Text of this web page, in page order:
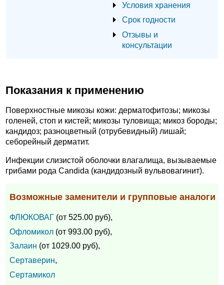
Условия хранения
Срок годности
Отзывы и
консультации
Показания к применению
Поверхностные микозы кожи: дерматофитозы; микозы
голеней, стоп и кистей; микозы туловища; микоз бороды;
кандидоз; разноцветный (отрубевидный) лишай;
себорейный дерматит.
Инфекции слизистой оболочки влагалища, вызываемые
грибами рода Candida (кандидозный вульвовагинит).
Возможные заменители и групповые аналоги
ФЛЮКОВАГ (от 525.00 руб),
Офломикол (от 993.00 руб),
Залаин (от 1029.00 руб),
Сертаверин,
Сертамикол